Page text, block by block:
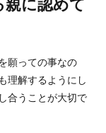
した時にお礼を渡す
す。 仮にお礼を渡す
がなくて生活
親に認めて
願っての事なの
理解するようにし
合うことが大切で